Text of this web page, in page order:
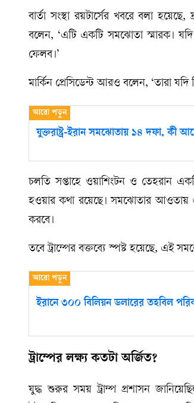
বার্তা সংস্থা রয়টার্সের খবরে বলা
বলেন, ‘এটি একটি সমঝোতা স্মারক।
ফেলব।’
মার্কিন প্রেসিডেন্ট আরও বলেন, ‘তারা
যুক্তরাষ্ট্র-ইরান সমঝোতায় ১৪ দফা, কী
চলতি সপ্তাহে ওয়াশিংটন ও তেহরান
হওয়ার কথা রয়েছে। সমঝোতার আওতায়
করবে।
তবে ট্রাম্পের বক্তব্যে স্পষ্ট হয়েছে, এই
ইরানে ৩০০ বিলিয়ন ডলারের তহবিল
ট্রাম্পের লক্ষ্য কতটা অর্জিত?
যুদ্ধ শুরুর সময় ট্রাম্প প্রশাসন